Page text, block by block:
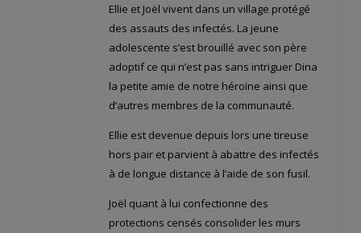
Ellie et Joël vivent dans un village protégé
des assauts des infectés. La jeune
adolescente s’est brouillé avec son père
adoptif ce qui n’est pas sans intriguer Dina
la petite amie de notre héroïne ainsi que
d’autres membres de la communauté.
Ellie est devenue depuis lors une tireuse
hors pair et parvient à abattre des infectés
à de longue distance à l’aide de son fusil.
Joël quant à lui confectionne des
protections censés consolider les murs